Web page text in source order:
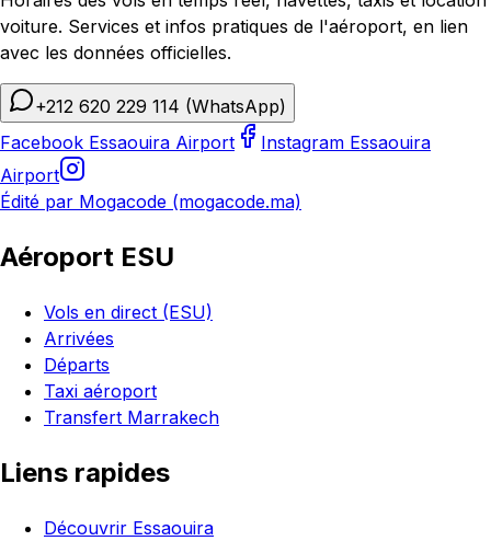
voiture. Services et infos pratiques de l'aéroport, en lien
avec les données officielles.
+212 620 229 114 (WhatsApp)
Facebook Essaouira Airport
Instagram Essaouira
Airport
Édité par Mogacode (mogacode.ma)
Aéroport ESU
Vols en direct (ESU)
Arrivées
Départs
Taxi aéroport
Transfert Marrakech
Liens rapides
Découvrir Essaouira